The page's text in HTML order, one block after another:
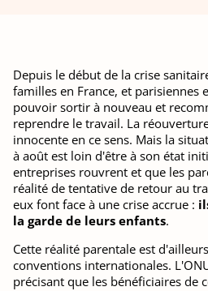
Depuis le début de la crise
familles en France, et parisiennes
pouvoir sortir à nouveau et
reprendre le travail. La
innocente en ce sens. Mais la
à août est loin d'être à son état
entreprises rouvrent et que les
réalité de tentative de retour au
eux font face à une crise accrue :
la garde de leurs enfants.
Cette réalité parentale est
conventions internationales.
précisant que les bénéficiaires de